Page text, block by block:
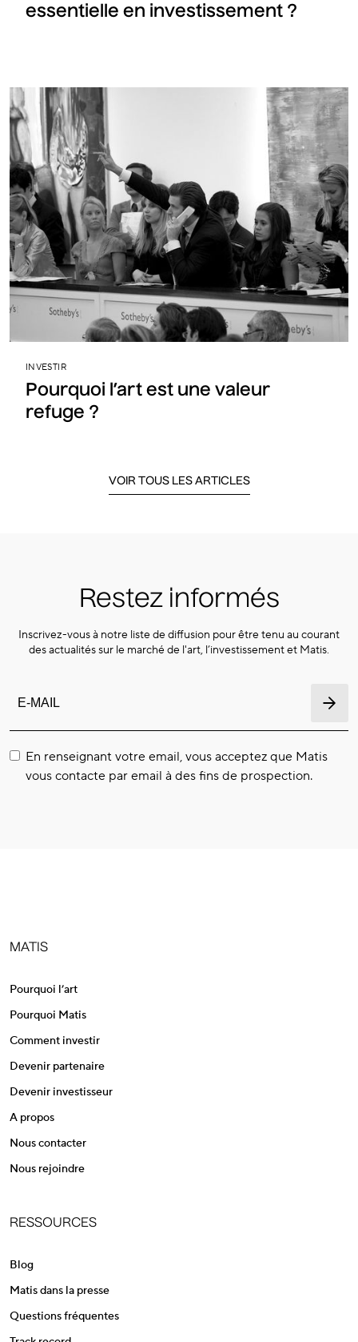
essentielle en investissement ?
INVESTIR
Pourquoi l’art est une valeur
refuge ?
VOIR TOUS LES ARTICLES
Restez informés
Inscrivez-vous à notre liste de diffusion pour être tenu au courant
des actualités sur le marché de l'art, l’investissement et Matis.
En renseignant votre email, vous acceptez que Matis
vous contacte par email à des fins de prospection.
MATIS
Pourquoi l’art
Pourquoi Matis
Comment investir
Devenir partenaire
Devenir investisseur
A propos
Nous contacter
Nous rejoindre
RESSOURCES
Blog
Matis dans la presse
Questions fréquentes